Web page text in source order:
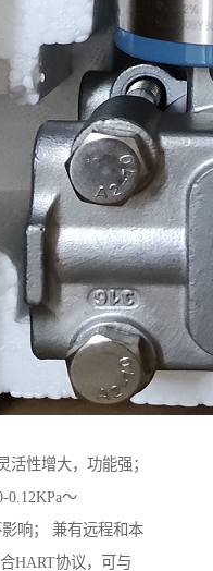
活性增大，功能强；
0.12KPa～
响； 兼有远程和本
HART协议，可与